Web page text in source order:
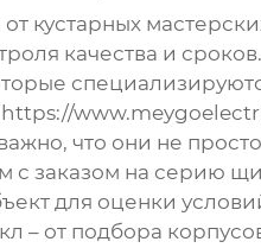
кустарных
качества и
https://
что они не
с заказом на серию
для оценки
– от подбора